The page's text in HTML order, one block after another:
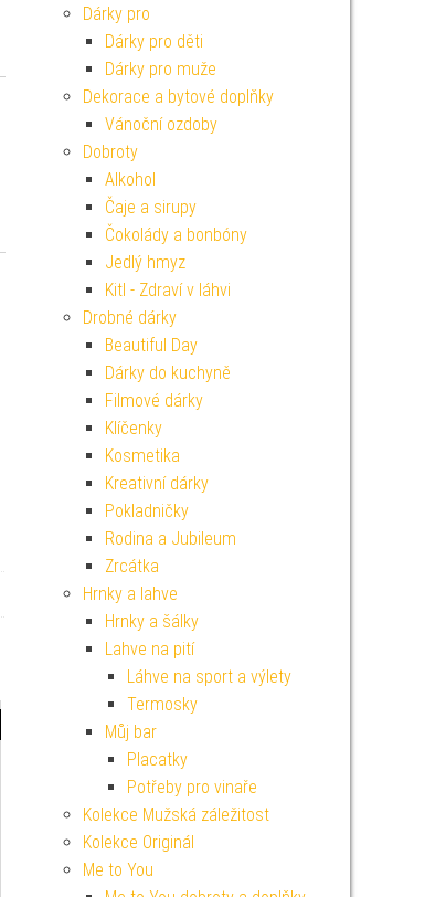
Dárky pro
Dárky pro děti
Dárky pro muže
Dekorace a bytové doplňky
Vánoční ozdoby
Dobroty
Alkohol
Čaje a sirupy
Čokolády a bonbóny
Jedlý hmyz
Kitl - Zdraví v láhvi
Drobné dárky
Beautiful Day
Dárky do kuchyně
Filmové dárky
Klíčenky
Kosmetika
Kreativní dárky
Pokladničky
Rodina a Jubileum
Zrcátka
Hrnky a lahve
Hrnky a šálky
Lahve na pití
Láhve na sport a výlety
Termosky
Můj bar
Placatky
Potřeby pro vinaře
Kolekce Mužská záležitost
Kolekce Originál
Me to You